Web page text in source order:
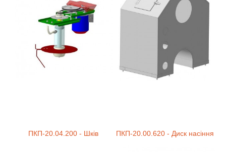
ПКП-20.04.200 - Шків ПКП-20.00.620 - Диск насіння